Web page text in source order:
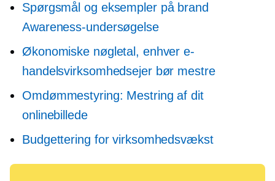
Spørgsmål og eksempler på brand
Awareness-undersøgelse
Økonomiske nøgletal, enhver e-
handelsvirksomhedsejer bør mestre
Omdømmestyring: Mestring af dit
onlinebillede
Budgettering for virksomhedsvækst